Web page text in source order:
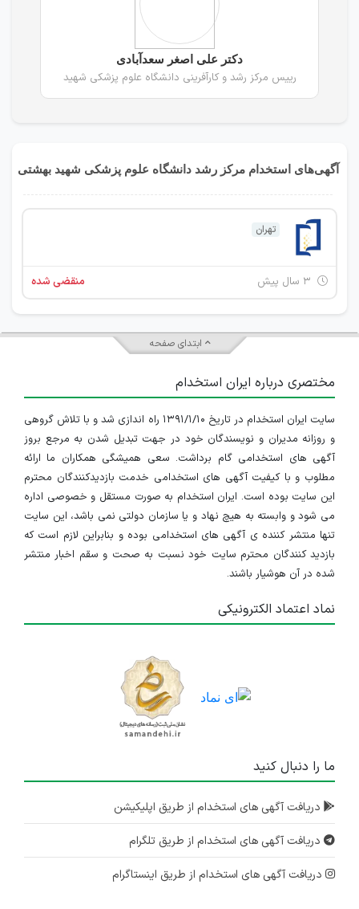
دکتر علی اصغر سعدآبادی
رییس مرکز رشد و کارآفرینی دانشگاه علوم پزشکی شهید
آگهی‌های استخدام مرکز رشد دانشگاه علوم پزشکی شهید بهشتی
تهران
منقضی شده
ابتدای صفحه
مختصری درباره ایران استخدام
سایت ایران استخدام در تاریخ ۱۳۹۱/۱/۱۰ راه اندازی شد و با تلاش گروهی
و روزانه مدیران و نویسندگان خود در جهت تبدیل شدن به مرجع بروز
آگهی های استخدامی گام برداشت. سعی همیشگی همکاران ما ارائه
مطلوب و با کیفیت آگهی های استخدامی خدمت بازدیدکنندگان محترم
این سایت بوده است. ایران استخدام به صورت مستقل و خصوصی اداره
می شود و وابسته به هیچ نهاد و یا سازمان دولتی نمی باشد، این سایت
تنها منتشر کننده ی آگهی های استخدامی بوده و بنابراین لازم است که
بازدید کنندگان محترم سایت خود نسبت به صحت و سقم اخبار منتشر
شده در آن هوشیار باشند.
نماد اعتماد الکترونیکی
ما را دنبال کنید
دریافت آگهی های استخدام از طریق اپلیکیشن
دریافت آگهی های استخدام از طریق تلگرام
دریافت آگهی های استخدام از طریق اینستاگرام